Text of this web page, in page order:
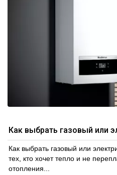
Как выбрать газовый или
Как выбрать газовый или
тех, кто хочет тепло и не
отопления...